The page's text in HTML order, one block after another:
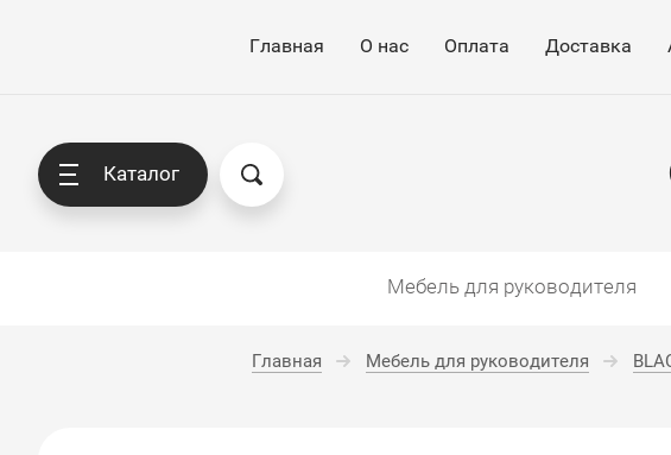
Главная О нас Оплата Доставка
Каталог
Мебель для руководителя
Главная Мебель для руководителя